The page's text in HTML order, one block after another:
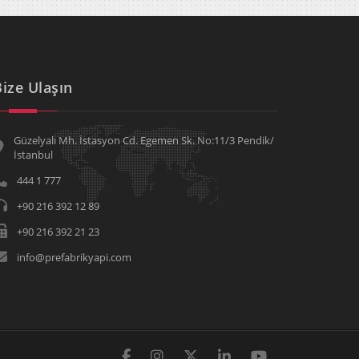
Ulaşın
Güzelyalı Mh. İstasyon Cd. Egemen Sk. No:11/3 Pendik/
İstanbul
444 1 777
+90 216 392 12 89
+90 216 392 21 23
info@prefabrikyapi.com